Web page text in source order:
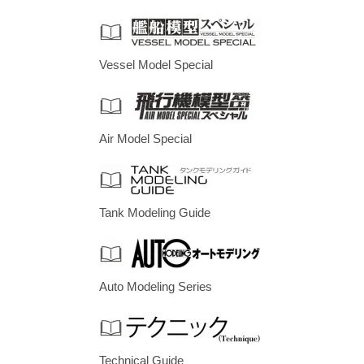
Vessel Model Special
Air Model Special
Tank Modeling Guide
Auto Modeling Series
Technical Guide